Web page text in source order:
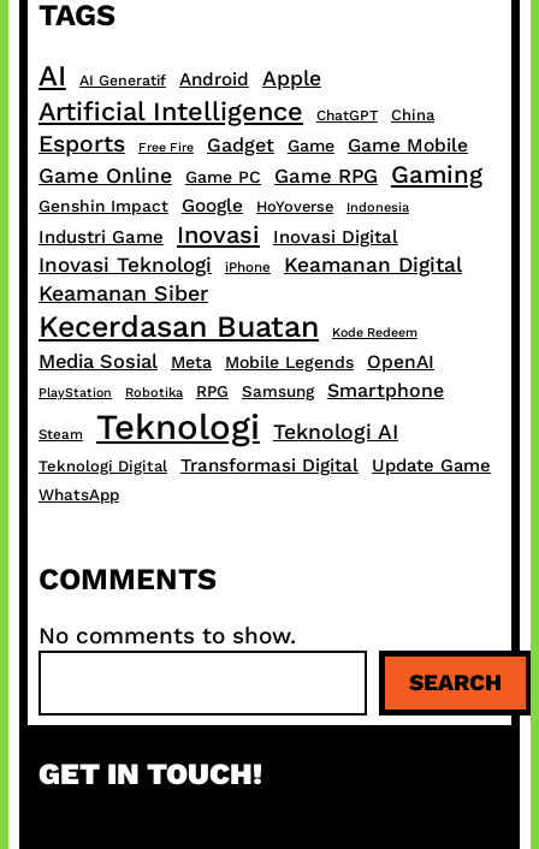
TAGS
AI AI Generatif Android Apple
Artificial Intelligence ChatGPT China
Esports Free Fire Gadget Game Game Mobile
Game Online Game PC Game RPG Gaming
Genshin Impact Google HoYoverse Indonesia
Industri Game Inovasi Inovasi Digital
Inovasi Teknologi iPhone Keamanan Digital
Keamanan Siber
Kecerdasan Buatan Kode Redeem
Media Sosial Meta Mobile Legends OpenAI
PlayStation Robotika RPG Samsung Smartphone
Steam Teknologi Teknologi AI
Teknologi Digital Transformasi Digital Update Game
WhatsApp
COMMENTS
No comments to show.
a
c
SEARCH
GET IN TOUCH!